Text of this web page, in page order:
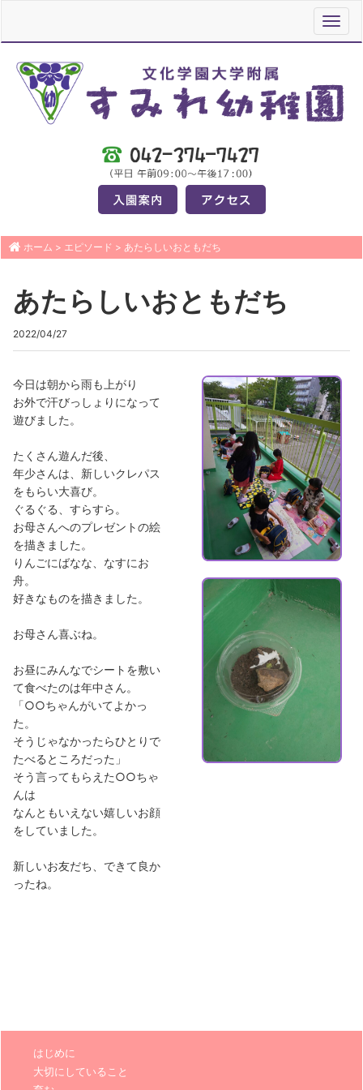
ホーム > エピソード > あたらしいおともだち
あたらしいおともだち
2022/04/27
今日は朝から雨も上がり
お外で汗びっしょりになって
遊びました。
たくさん遊んだ後、
年少さんは、新しいクレパス
をもらい大喜び。
ぐるぐる、すらすら。
お母さんへのプレゼントの絵
を描きました。
りんごにばなな、なすにお
舟。
好きなものを描きました。
お母さん喜ぶね。
お昼にみんなでシートを敷い
て食べたのは年中さん。
「○○ちゃんがいてよかっ
た。
そうじゃなかったらひとりで
たべるところだった」
そう言ってもらえた○○ちゃ
んは
なんともいえない嬉しいお顔
をしていました。
新しいお友だち、できて良か
ったね。
はじめに
大切にしていること